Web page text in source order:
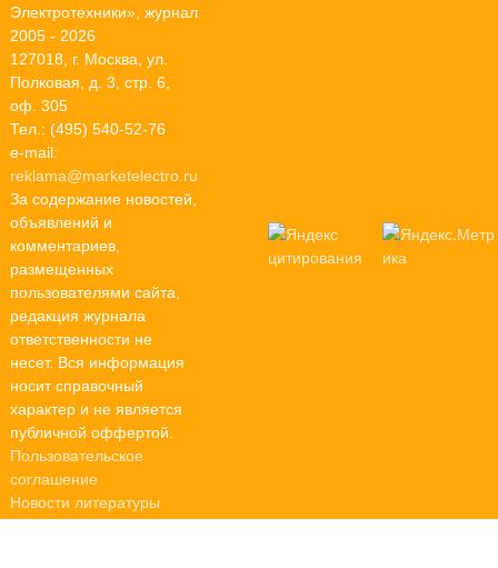
Электротехники», журнал
2005 - 2026
127018, г. Москва, ул.
Полковая, д. 3, стр. 6,
оф. 305
Тел.: (495) 540-52-76
e-mail:
reklama@marketelectro.ru
За содержание новостей,
объявлений и
комментариев,
размещенных
пользователями сайта,
редакция журнала
ответственности не
несет. Вся информация
носит справочный
характер и не является
публичной оффертой.
Пользовательское
соглашение
Новости литературы